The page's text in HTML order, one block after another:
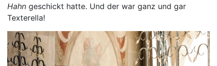
Hahn geschickt hatte. Und der war ganz und gar
Texterella!